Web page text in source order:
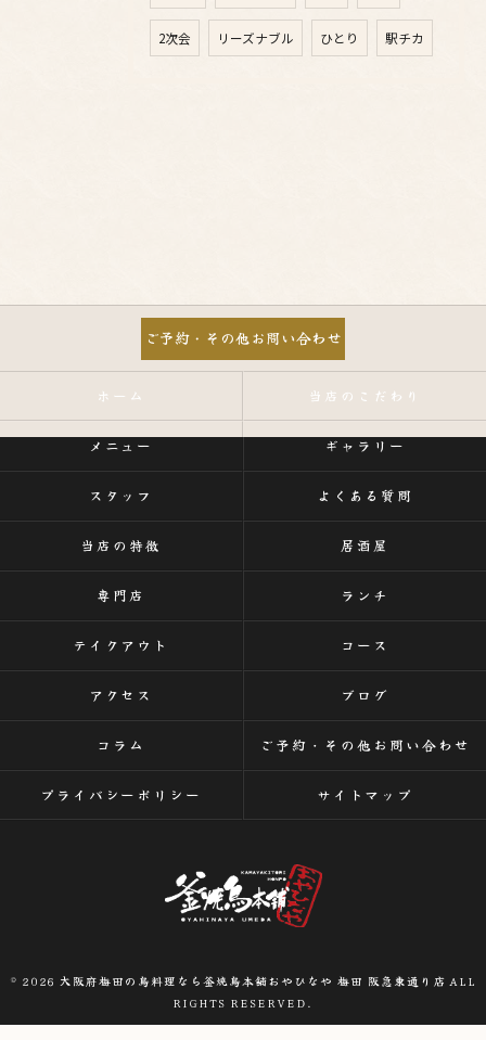
2次会 リーズナブル ひとり 駅チカ
ご予約・その他お問い合わせ
ホーム 当店のこだわり
メニュー ギャラリー
スタッフ よくある質問
当店の特徴 居酒屋
専門店 ランチ
テイクアウト コース
アクセス ブログ
コラム ご予約・その他お問い合わせ
プライバシーポリシー サイトマップ
© 2026 大阪府梅田の鳥料理なら釜焼鳥本舗おやひなや 梅田 阪急東通り店 ALL
RIGHTS RESERVED.